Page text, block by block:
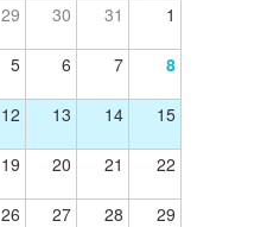
29 30 31 1
5 6 7 8
12 13 14 15
19 20 21 22
26 27 28 29